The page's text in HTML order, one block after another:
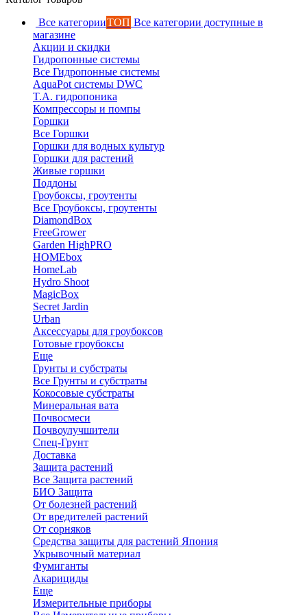
Все категорииТОП Все категории доступные в
магазине
Акции и скидки
Гидропонные системы
Все Гидропонные системы
AquaPot системы DWC
T.A. гидропоника
Компрессоры и помпы
Горшки
Все Горшки
Горшки для водных культур
Горшки для растений
Живые горшки
Поддоны
Гроубоксы, гроутенты
Все Гроубоксы, гроутенты
DiamondBox
FreeGrower
Garden HighPRO
HOMEbox
HomeLab
Hydro Shoot
MagicBox
Secret Jardin
Urban
Аксессуары для гроубоксов
Готовые гроубоксы
Еще
Грунты и субстраты
Все Грунты и субстраты
Кокосовые субстраты
Минеральная вата
Почвосмеси
Почвоулучшители
Спец-Грунт
Доставка
Защита растений
Все Защита растений
БИО Защита
От болезней растений
От вредителей растений
От сорняков
Средства защиты для растений Япония
Укрывочный материал
Фумиганты
Акарициды
Еще
Измерительные приборы